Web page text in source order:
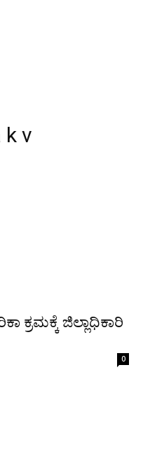
k v
ಕ್ರಮಕ್ಕೆ ಜಿಲ್ಲಾಧಿಕಾರಿ
0